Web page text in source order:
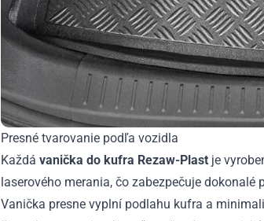
Presné tvarovanie podľa vozidla
Každá vanička do kufra Rezaw-Plast je
laserového merania, čo zabezpečuje
Vanička presne vyplní podlahu kufra a